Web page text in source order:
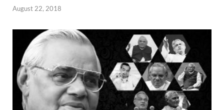
August 22, 2018